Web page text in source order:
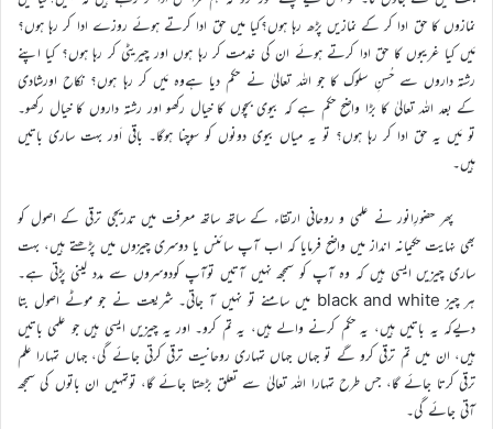
نمازوں کا حق ادا کر کے نمازیں پڑھ رہا ہوں؟کیا میں حق ادا کرتے ہوئے روزے ادا کر رہا ہوں؟
مَیں کیا غریبوں کا حق ادا کرتے ہوئے ان کی خدمت کر رہا ہوں اور چیریٹی کر رہا ہوں؟ کیا اپنے
رشتہ داروں سے حُسنِ سلوک کا جو اللہ تعالیٰ نے حکم دیا ہےوہ مَیں کر رہا ہوں؟ نکاح اورشادی
کے بعد اللہ تعالیٰ کا بڑا واضح حکم ہے کہ بیوی بچوں کا خیال رکھو اور رشتہ داروں کا خیال رکھو۔
تو مَیں یہ حق ادا کر رہا ہوں؟ تو یہ میاں بیوی دونوں کو سوچنا ہوگا۔ باقی اَور بہت ساری باتیں
ہیں۔
پھر حضورِانور نے علمی و روحانی ارتقاء کے ساتھ ساتھ معرفت میں تدریجی ترقی کے اصول کو
بھی نہایت حکیمانہ انداز میں واضح فرمایا کہ اب آپ سائنس یا دوسری چیزوں میں پڑھتے ہیں، بہت
ساری چیزیں ایسی ہیں کہ وہ آپ کو سمجھ نہیں آتیں توآپ کودوسروں سے مدد لینی پڑتی ہے۔
ہر چیز black and white میں سامنے تو نہیں آ جاتی۔ شریعت نے جو موٹے اصول بتا
دیےکہ یہ باتیں ہیں، یہ حکم کرنے والے ہیں، یہ تم کرو۔ اور یہ چیزیں ایسی ہیں جو علمی باتیں
ہیں، ان میں تم ترقی کرو گے تو جہاں جہاں تمہاری روحانیت ترقی کرتی جائے گی، جہاں تمہارا علم
ترقی کرتا جائے گا، جس طرح تمہارا اللہ تعالیٰ سے تعلق بڑھتا جائے گا، توتمہیں ان باتوں کی سمجھ
آتی جائے گی۔